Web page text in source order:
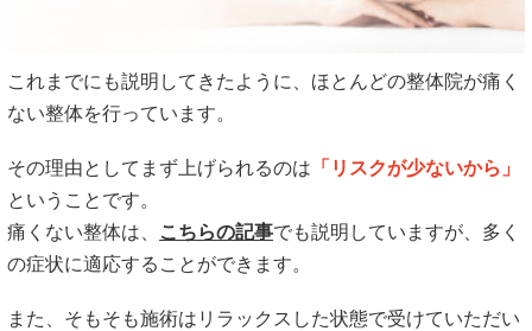
これまでにも説明してきたように、ほとんどの整体院が痛く
ない整体を行っています。
その理由としてまず上げられるのは 「リスクが少ないから」
ということです。
痛くない整体は、
こちらの記事でも説明していますが、多く
の症状に適応することができます。
また、そもそも施術はリラックスした状態で受けていただい